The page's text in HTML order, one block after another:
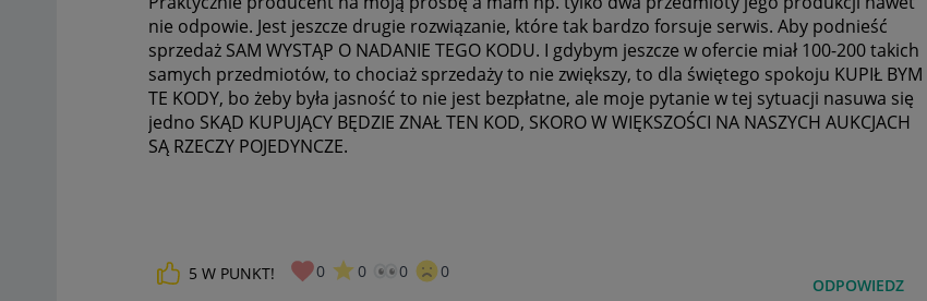
nie odpowie. Jest jeszcze drugie rozwiązanie, które tak bardzo forsuje serwis. Aby podnieść
sprzedaż SAM WYSTĄP O NADANIE TEGO KODU. I gdybym jeszcze w ofercie miał 100-200 takich
samych przedmiotów, to chociaż sprzedaży to nie zwiększy, to dla świętego spokoju KUPIŁ BYM
TE KODY, bo żeby była jasność to nie jest bezpłatne, ale moje pytanie w tej sytuacji nasuwa się
jedno SKĄD KUPUJĄCY BĘDZIE ZNAŁ TEN KOD, SKORO W WIĘKSZOŚCI NA NASZYCH AUKCJACH
SĄ RZECZY POJEDYNCZE.
5 W PUNKT! 0 0 0 0
ODPOWIEDZ